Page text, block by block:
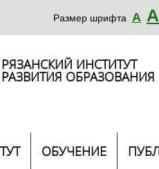
Размер шрифта А А
РЯЗАНСКИЙ ИНСТИТУТ
РАЗВИТИЯ ОБРАЗОВАНИЯ
ОБУЧЕНИЕ